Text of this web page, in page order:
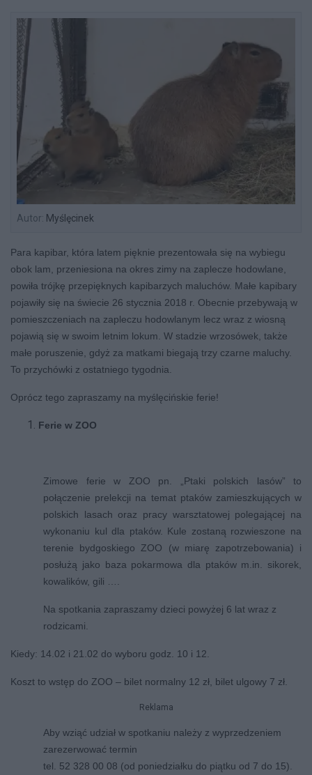
Autor: Myślęcinek
Para kapibar, która latem pięknie prezentowała się na wybiegu
obok lam, przeniesiona na okres zimy na zaplecze hodowlane,
powiła trójkę przepięknych kapibarzych maluchów. Małe kapibary
pojawiły się na świecie 26 stycznia 2018 r. Obecnie przebywają w
pomieszczeniach na zapleczu hodowlanym lecz wraz z wiosną
pojawią się w swoim letnim lokum. W stadzie wrzosówek, także
małe poruszenie, gdyż za matkami biegają trzy czarne maluchy.
To przychówki z ostatniego tygodnia.
Oprócz tego zapraszamy na myślęcińskie ferie!
Ferie w ZOO
Zimowe ferie w ZOO pn. „Ptaki polskich lasów” to
połączenie prelekcji na temat ptaków zamieszkujących w
polskich lasach oraz pracy warsztatowej polegającej na
wykonaniu kul dla ptaków. Kule zostaną rozwieszone na
terenie bydgoskiego ZOO (w miarę zapotrzebowania) i
posłużą jako baza pokarmowa dla ptaków m.in. sikorek,
kowalików, gili ….
Na spotkania zapraszamy dzieci powyżej 6 lat wraz z
rodzicami.
Kiedy: 14.02 i 21.02 do wyboru godz. 10 i 12.
Koszt to wstęp do ZOO – bilet normalny 12 zł, bilet ulgowy 7 zł.
Reklama
Aby wziąć udział w spotkaniu należy z wyprzedzeniem
zarezerwować termin
tel. 52 328 00 08 (od poniedziałku do piątku od 7 do 15).